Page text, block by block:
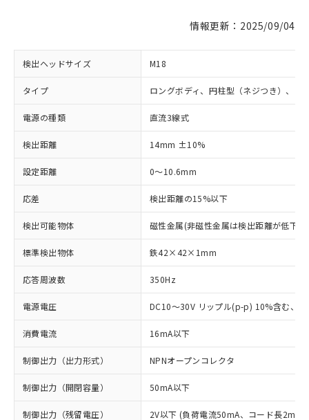
情報更新：2025/09/04
検出ヘッドサイズ M18
タイプ ロングボディ、円柱型（ネジつき）、シ
電源の種類 直流3線式
検出距離 14mm ±10%
設定距離 0～10.6mm
応差 検出距離の15%以下
検出可能物体 磁性金属(非磁性金属は検出距離が低下し
標準検出物体 鉄42×42×1mm
応答周波数 350Hz
電源電圧 DC10～30V リップル(p-p) 10%含む、
消費電流 16mA以下
制御出力（出力形式） NPNオープンコレクタ
制御出力（開閉容量） 50mA以下
制御出力（残留電圧） 2V以下 (負荷電流50mA、コード長2m時)